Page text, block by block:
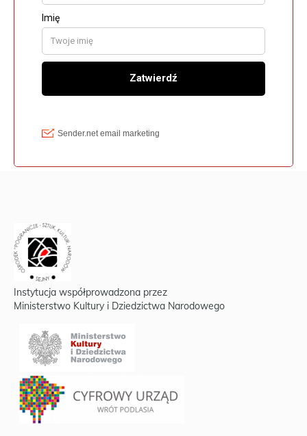
Instytucja współprowadzona przez
Ministerstwo Kultury i Dziedzictwa Narodowego